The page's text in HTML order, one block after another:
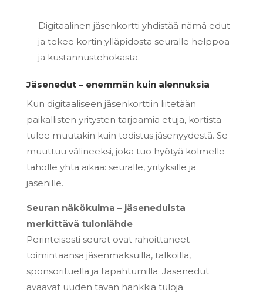
Digitaalinen jäsenkortti yhdistää nämä edut
ja tekee kortin ylläpidosta seuralle helppoa
ja kustannustehokasta.
Jäsenedut – enemmän kuin alennuksia
Kun digitaaliseen jäsenkorttiin liitetään
paikallisten yritysten tarjoamia etuja, kortista
tulee muutakin kuin todistus jäsenyydestä. Se
muuttuu välineeksi, joka tuo hyötyä kolmelle
taholle yhtä aikaa: seuralle, yrityksille ja
jäsenille.
Seuran näkökulma – jäseneduista
merkittävä tulonlähde
Perinteisesti seurat ovat rahoittaneet
toimintaansa jäsenmaksuilla, talkoilla,
sponsorituella ja tapahtumilla. Jäsenedut
avaavat uuden tavan hankkia tuloja.